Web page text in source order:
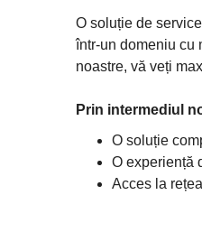
O soluție de
într-un domeniu cu
noastre, vă veți
Prin intermediul
O soluție
O experiență
Acces la